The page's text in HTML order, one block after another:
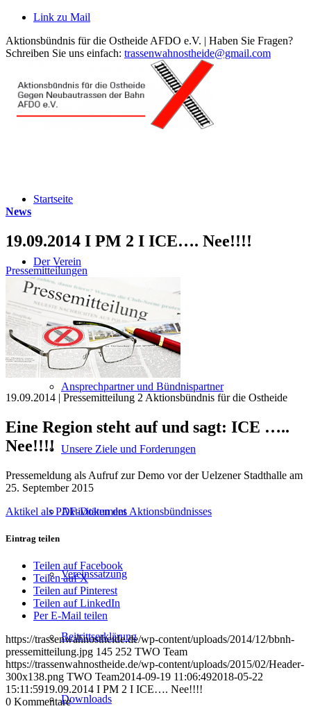
Link zu Mail
Aktionsbündnis für die Ostheide AFDO e.V. | Haben Sie Fragen?
Schreiben Sie uns einfach: trassenwahnostheide@gmail.com
Startseite
Der Verein
Vorstand und Arbeitskreise
Ansprechpartner und Bündnispartner
Unsere Ziele und Forderungen
Aktivitäten des Aktionsbündnisses
Vereinssatzung
Beitrittserklärung
Downloads
News
19.09.2014 I PM 2 I ICE…. Nee!!!!
Pressemitteilungen
19.09.2014 | Pressemitteilung 2 Aktionsbündnis für die Ostheide
Eine Region steht auf und sagt: ICE …..
Nee!!!!
Pressemeldung als Aufruf zur Demo vor der Uelzener Stadthalle am
25. September 2015
Aktikel als PDF-Dokument
Eintrag teilen
Teilen auf Facebook
Teilen auf X
Teilen auf Pinterest
Teilen auf LinkedIn
Per E-Mail teilen
https://trassenwahnostheide.de/wp-content/uploads/2014/12/bbnh-
pressemitteilung.jpg 145 252 TWO Team
https://trassenwahnostheide.de/wp-content/uploads/2015/02/Header-
300x138.png TWO Team2014-09-19 11:06:492018-05-22
15:11:5919.09.2014 I PM 2 I ICE…. Nee!!!!
0 Kommentare